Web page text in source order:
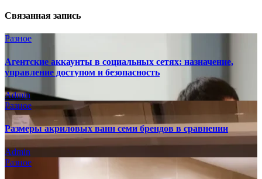
Связанная запись
Разное
Агентские аккаунты в социальных сетях: назначение,
управление доступом и безопасность
Admin
Разное
Размеры акриловых ванн семи брендов в сравнении
Admin
Разное